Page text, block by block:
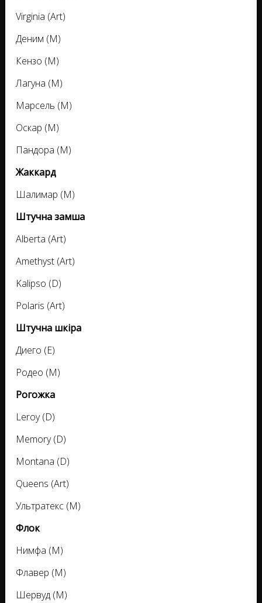
Virginia (Art)
Деним (M)
Кензо (M)
Лагуна (M)
Марсель (M)
Оскар (M)
Пандора (M)
Жаккард
Шалимар (M)
Штучна замша
Alberta (Art)
Amethyst (Art)
Kalipso (D)
Polaris (Art)
Штучна шкіра
Диего (E)
Родео (M)
Рогожка
Leroy (D)
Memory (D)
Montana (D)
Queens (Art)
Ультратекс (M)
Флок
Нимфа (M)
Флавер (M)
Шервуд (M)